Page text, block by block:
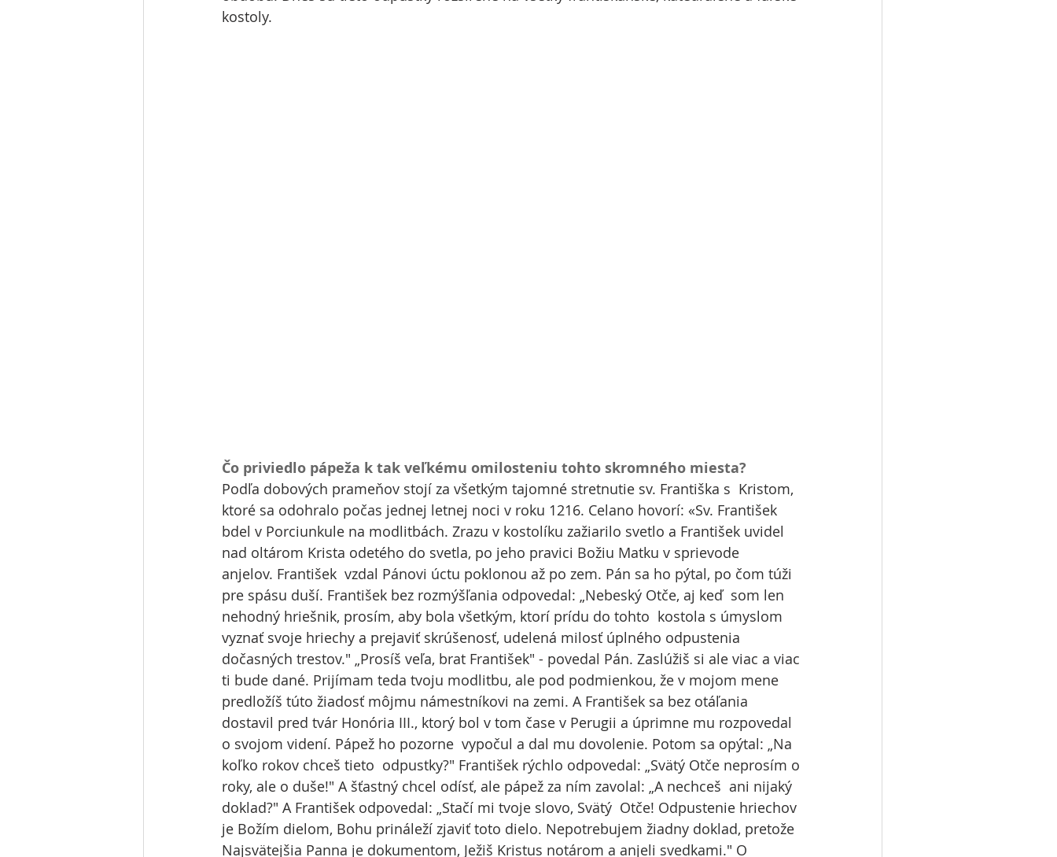
kostoly.
Čo priviedlo pápeža k tak veľkému omilosteniu tohto skromného miesta?
Podľa dobových prameňov stojí za všetkým tajomné stretnutie sv. Františka s  Kristom,
ktoré sa odohralo počas jednej letnej noci v roku 1216. Celano hovorí: «Sv. František
bdel v Porciunkule na modlitbách. Zrazu v kostolíku zažiarilo svetlo a František uvidel
nad oltárom Krista odetého do svetla, po jeho pravici Božiu Matku v sprievode
anjelov. František  vzdal Pánovi úctu poklonou až po zem. Pán sa ho pýtal, po čom túži
pre spásu duší. František bez rozmýšľania odpovedal: „Nebeský Otče, aj keď  som len
nehodný hriešnik, prosím, aby bola všetkým, ktorí prídu do tohto  kostola s úmyslom
vyznať svoje hriechy a prejaviť skrúšenosť, udelená milosť úplného odpustenia
dočasných trestov." „Prosíš veľa, brat František" - povedal Pán. Zaslúžiš si ale viac a viac
ti bude dané. Prijímam teda tvoju modlitbu, ale pod podmienkou, že v mojom mene
predložíš túto žiadosť môjmu námestníkovi na zemi. A František sa bez otáľania
dostavil pred tvár Honória III., ktorý bol v tom čase v Perugii a úprimne mu rozpovedal
o svojom videní. Pápež ho pozorne  vypočul a dal mu dovolenie. Potom sa opýtal: „Na
koľko rokov chceš tieto  odpustky?" František rýchlo odpovedal: „Svätý Otče neprosím o
roky, ale o duše!" A šťastný chcel odísť, ale pápež za ním zavolal: „A nechceš  ani nijaký
doklad?" A František odpovedal: „Stačí mi tvoje slovo, Svätý  Otče! Odpustenie hriechov
je Božím dielom, Bohu prináleží zjaviť toto dielo. Nepotrebujem žiadny doklad, pretože
Najsvätejšia Panna je dokumentom, Ježiš Kristus notárom a anjeli svedkami." O